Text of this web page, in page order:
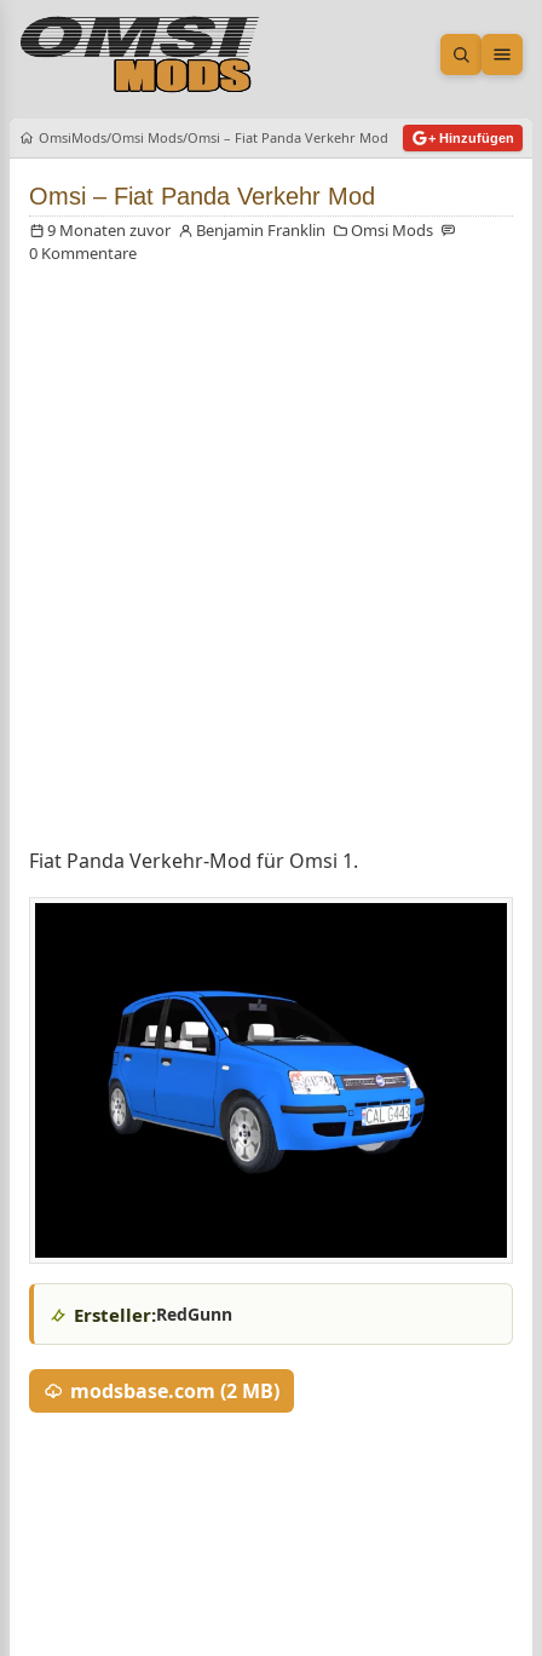
Suche
OmsiMods Omsi Mods Omsi – Fiat Panda Verkehr Mod + Hinzufügen
Omsi – Fiat Panda Verkehr Mod
9 Monaten zuvor Benjamin Franklin
Omsi Mods
0 Kommentare
Fiat Panda Verkehr-Mod für Omsi 1.
Ersteller:RedGunn
modsbase.com (2 MB)